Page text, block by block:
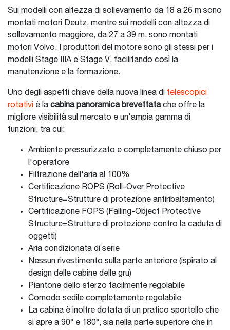
Sui modelli con altezza di sollevamento da 18 a 26 m sono
montati motori Deutz, mentre sui modelli con altezza di
sollevamento maggiore, da 27 a 39 m, sono montati
motori Volvo. I produttori del motore sono gli stessi per i
modelli Stage IIIA e Stage V, facilitando così la
manutenzione e la formazione.
Uno degli aspetti chiave della nuova linea di telescopici
rotativi è la cabina panoramica brevettatache offre la
migliore visibilità sul mercato e un'ampia gamma di
funzioni, tra cui:
Ambiente pressurizzato e completamente chiuso per
l'operatore
Filtrazione dell'aria al 100%
Certificazione ROPS (Roll-Over Protective
Structure=Strutture di protezione antiribaltamento)
Certificazione FOPS (Falling-Object Protective
Structure=Strutture di protezione contro la caduta di
oggetti)
Aria condizionata di serie
Nessun rivestimento sulla parte anteriore (ispirato al
design delle cabine delle gru)
Piantone dello sterzo facilmente regolabile
Comodo sedile completamente regolabile
La cabina è inoltre dotata di un pratico sportello che
si apre a 90° e 180°, sia nella parte superiore che in